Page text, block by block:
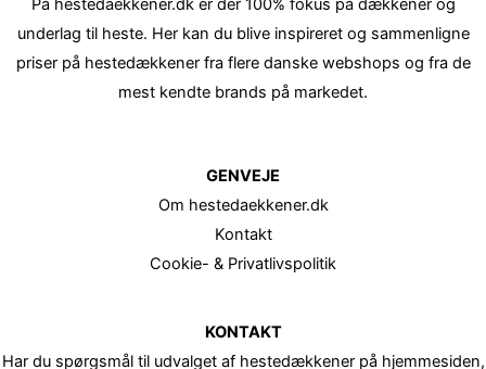
underlag til heste. Her kan du blive inspireret og sammenligne
priser på hestedækkener fra flere danske webshops og fra de
mest kendte brands på markedet.
GENVEJE
Om hestedaekkener.dk
Kontakt
Cookie- & Privatlivspolitik
KONTAKT
Har du spørgsmål til udvalget af hestedækkener på hjemmesiden,